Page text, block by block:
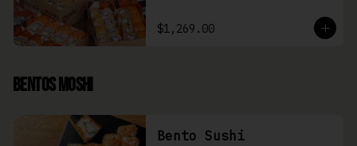
$1,269.00
Bentos Moshi
Bento Sushi